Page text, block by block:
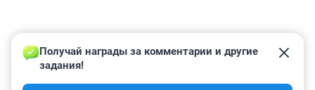
Получай награды за комментарии и другие
задания!